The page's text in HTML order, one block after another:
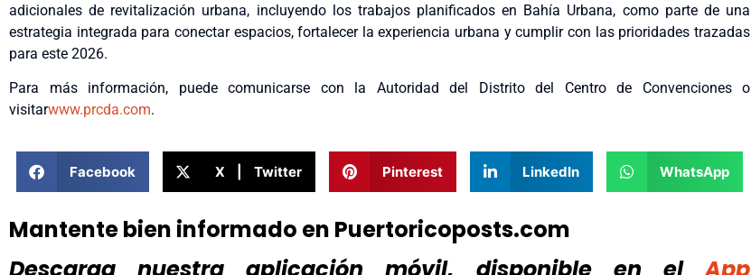
adicionales de revitalización urbana, incluyendo los trabajos planificados en Bahía Urbana, como parte de una
estrategia integrada para conectar espacios, fortalecer la experiencia urbana y cumplir con las prioridades trazadas
para este 2026.
Para más información, puede comunicarse con la Autoridad del Distrito del Centro de Convenciones o
visitarwww.prcda.com.
Facebook X | Twitter Pinterest LinkedIn WhatsApp
Mantente bien informado en Puertoricoposts.com